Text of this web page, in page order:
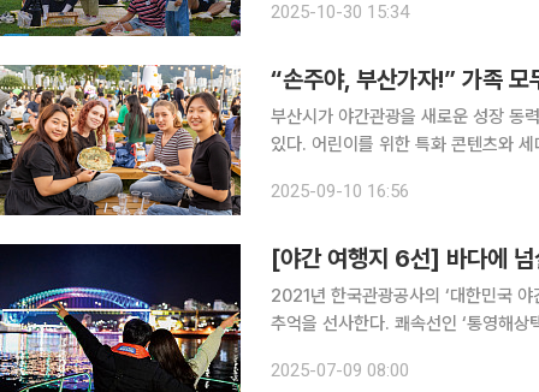
州(주)’를 사용하는 ‘별고을’이라는
2025-10-30 15:34
“손주야, 부산가자!” 가족 모
부산시가 야간관광을 새로운 성장 동
있다. 어린이를 위한 특화 콘텐츠와
장 가고 싶은 야간관광도시 1위에 올
2025-09-10 16:56
[야간 여행지 6선] 바다에 넘
2021년 한국관광공사의 ‘대한민국
추억을 선사한다. 쾌속선인 ‘통영해
에서 출발해 통영의 심장인 강구안 해
2025-07-09 08:00